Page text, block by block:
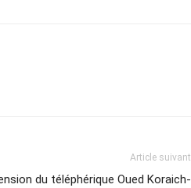
Article suivant
du téléphérique Oued Koraich-